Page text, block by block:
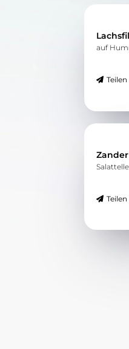
auf
Teilen
Teilen